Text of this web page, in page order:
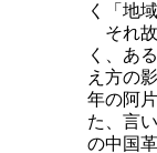
く「地
それ故
く、あ
え方の
年の阿
た、言
の中国